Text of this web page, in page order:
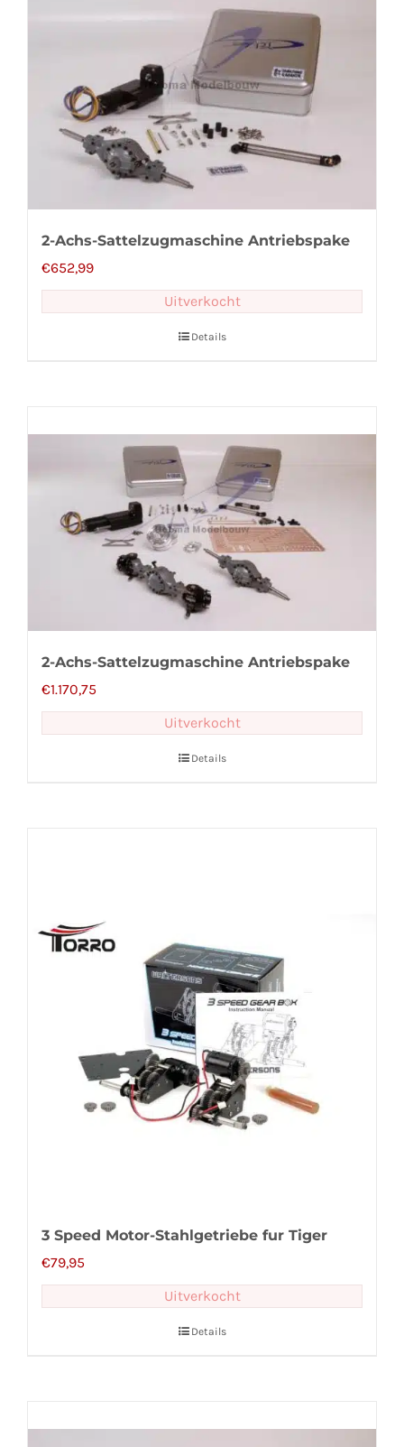
2-Achs-Sattelzugmaschine Antriebspake
€652,99
Uitverkocht
Details
2-Achs-Sattelzugmaschine Antriebspake
€1.170,75
Uitverkocht
Details
3 Speed Motor-Stahlgetriebe fur Tiger
€79,95
Uitverkocht
Details